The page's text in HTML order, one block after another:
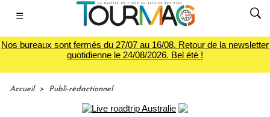
☰
Nos bureaux sont fermés du 27/07 au 16/08. Retour de la newsletter
quotidienne le 24/08/2026. Bel été !
Accueil > Publi-rédactionnel